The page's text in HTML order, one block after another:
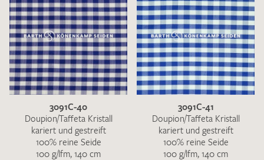
3091C-40
Doupion/Taffeta Kristall
kariert und gestreift
100% reine Seide
100 g/lfm, 140 cm
3091C-41
Doupion/Taffeta Kristall
kariert und gestreift
100% reine Seide
100 g/lfm, 140 cm